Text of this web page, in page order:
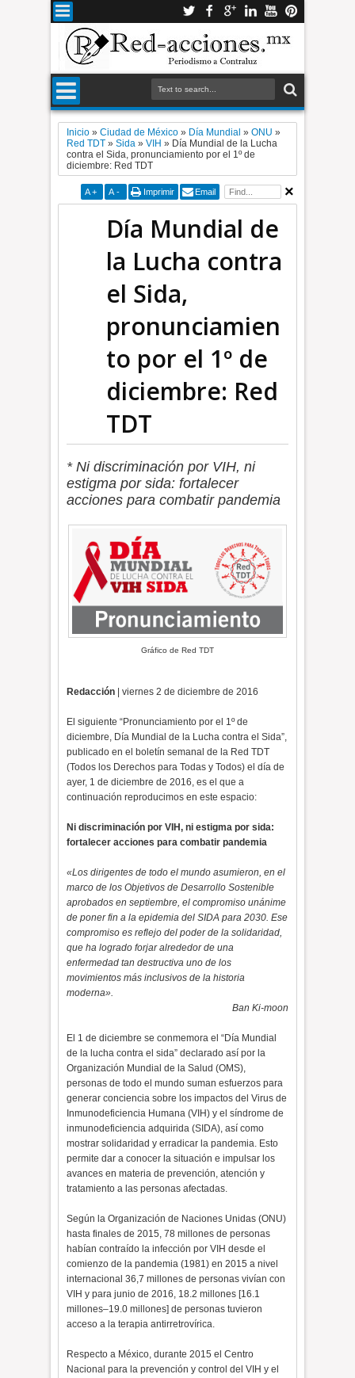
Inicio »Ciudad de México » Día Mundial »ONU »
Red TDT »Sida »VIH » Día Mundial de la Lucha
contra el Sida, pronunciamiento por el 1º de
diciembre: Red TDT
A + A - Imprimir Email
Día Mundial de
la Lucha contra
el Sida,
pronunciamien
to por el 1º de
diciembre: Red
TDT
* Ni discriminación por VIH, ni
estigma por sida: fortalecer
acciones para combatir pandemia
Gráfico de Red TDT
Redacción | viernes 2 de diciembre de 2016
El siguiente “Pronunciamiento por el 1º de
diciembre, Día Mundial de la Lucha contra el Sida”,
publicado en el boletín semanal de la Red TDT
(Todos los Derechos para Todas y Todos) el día de
ayer, 1 de diciembre de 2016, es el que a
continuación reproducimos en este espacio:
Ni discriminación por VIH, ni estigma por sida:
fortalecer acciones para combatir pandemia
«Los dirigentes de todo el mundo asumieron, en el
marco de los Objetivos de Desarrollo Sostenible
aprobados en septiembre, el compromiso unánime
de poner fin a la epidemia del SIDA para 2030. Ese
compromiso es reflejo del poder de la solidaridad,
que ha logrado forjar alrededor de una
enfermedad tan destructiva uno de los
movimientos más inclusivos de la historia
moderna».
Ban Ki-moon
El 1 de diciembre se conmemora el “Día Mundial
de la lucha contra el sida” declarado así por la
Organización Mundial de la Salud (OMS),
personas de todo el mundo suman esfuerzos para
generar conciencia sobre los impactos del Virus de
Inmunodeficiencia Humana (VIH) y el síndrome de
inmunodeficiencia adquirida (SIDA), así como
mostrar solidaridad y erradicar la pandemia. Esto
permite dar a conocer la situación e impulsar los
avances en materia de prevención, atención y
tratamiento a las personas afectadas.
Según la Organización de Naciones Unidas (ONU)
hasta finales de 2015, 78 millones de personas
habían contraído la infección por VIH desde el
comienzo de la pandemia (1981) en 2015 a nivel
internacional 36,7 millones de personas vivían con
VIH y para junio de 2016, 18.2 millones [16.1
millones–19.0 millones] de personas tuvieron
acceso a la terapia antirretrovírica.
Respecto a México, durante 2015 el Centro
Nacional para la prevención y control del VIH y el